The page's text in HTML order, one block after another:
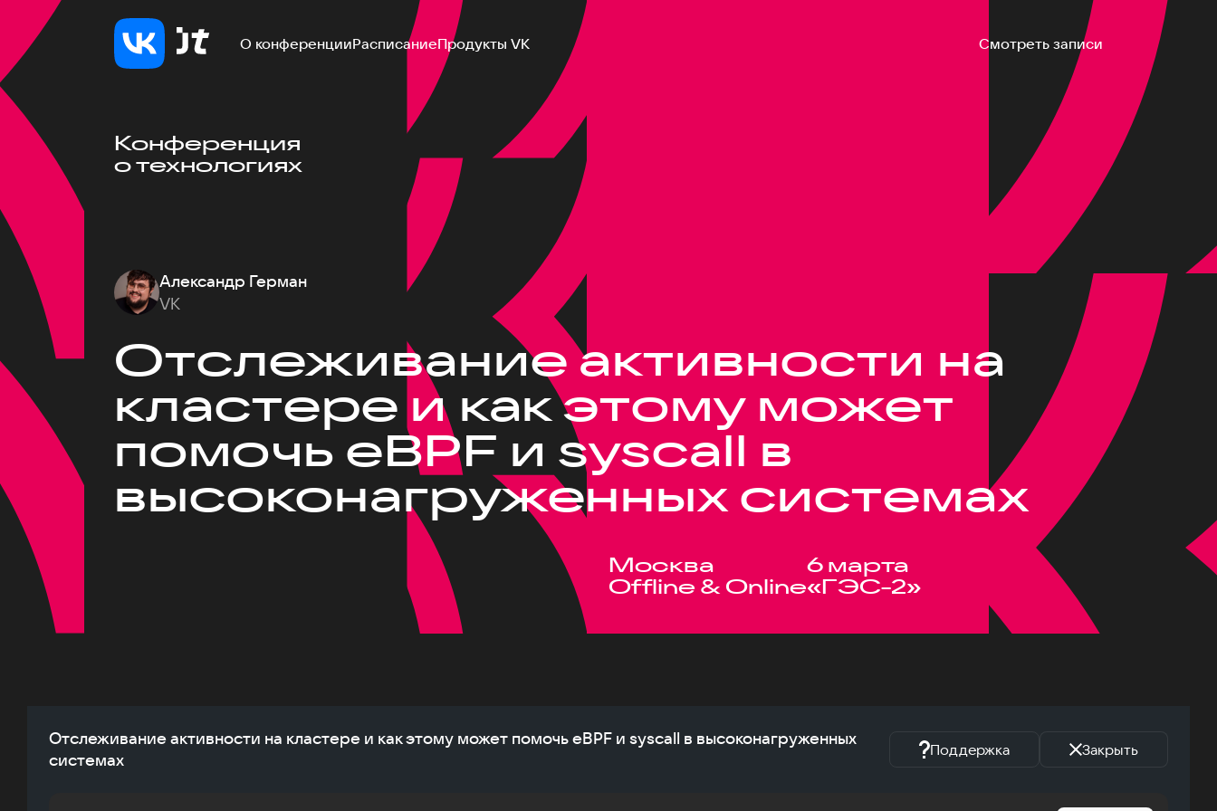
О конференцииРасписаниеПродукты VK Смотреть записи
Конференция
о технологиях
Александр Герман
VK
Отслеживание активности на
кластере и как этому может
помочь eBPF и syscall в
высоконагруженных системах
Москва
Offline & Online
6 марта
«ГЭС-2»
Отслеживание активности на кластере и как этому может помочь eBPF и syscall в высоконагруженных
системах
Поддержка Закрыть